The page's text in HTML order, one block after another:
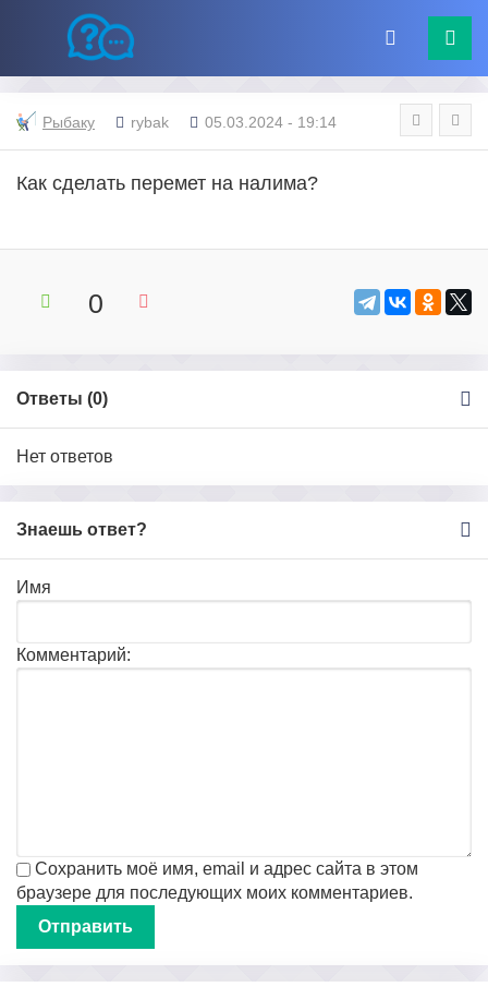
Рыбаку rybak 05.03.2024 - 19:14
Как сделать перемет на налима?
0
Ответы (0)
Нет ответов
Знаешь ответ?
Имя
Комментарий:
Сохранить моё имя, email и адрес сайта в этом
браузере для последующих моих комментариев.